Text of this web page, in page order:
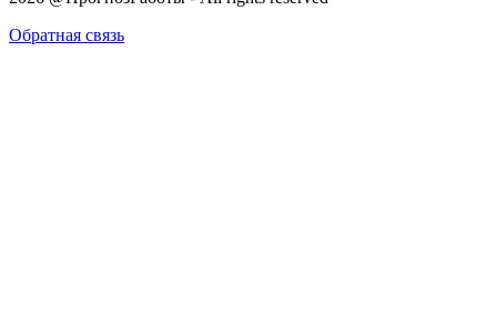
Обратная связь